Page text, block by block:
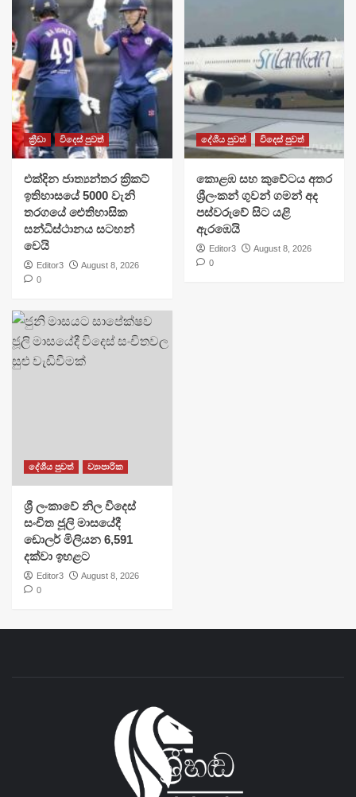
ක්‍රීඩා විදෙස් පුවත්
එක්දින ජාත්‍යන්තර ක්‍රිකට්
ඉතිහාසයේ 5000 වැනි
තරගයේ ඓතිහාසික
සන්ධිස්ථානය සටහන්
වෙයි
Editor3
August 8, 2026
0
දේශීය පුවත් විදෙස් පුවත්
​කොළඹ සහ කුවේටය අතර
ශ්‍රීලංකන් ගුවන් ගමන් අද
පස්වරුවේ සිට යළි
ඇරඹෙයි
Editor3
August 8, 2026
0
දේශීය පුවත් ව්‍යාපාරික
ශ්‍රී ලංකාවේ නිල විදෙස්
සංචිත ජූලි මාසයේදී
ඩොලර් මිලියන 6,591
දක්වා ඉහළට
Editor3
August 8, 2026
0